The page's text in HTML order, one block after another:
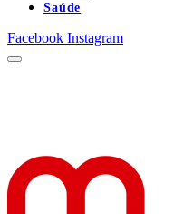
Saúde
Facebook Instagram